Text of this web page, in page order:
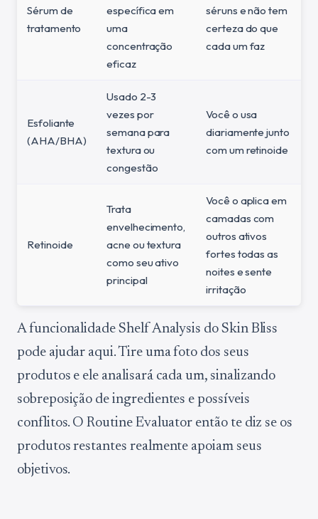
Sérum de
tratamento
específica em
uma
concentração
eficaz
séruns e não tem
certeza do que
cada um faz
Esfoliante
(AHA/BHA)
Usado 2-3
vezes por
semana para
textura ou
congestão
Você o usa
diariamente junto
com um retinoide
Retinoide
Trata
envelhecimento,
acne ou textura
como seu ativo
principal
Você o aplica em
camadas com
outros ativos
fortes todas as
noites e sente
irritação
A funcionalidade Shelf Analysis do Skin Bliss
pode ajudar aqui. Tire uma foto dos seus
produtos e ele analisará cada um, sinalizando
sobreposição de ingredientes e possíveis
conflitos. O Routine Evaluator então te diz se os
produtos restantes realmente apoiam seus
objetivos.